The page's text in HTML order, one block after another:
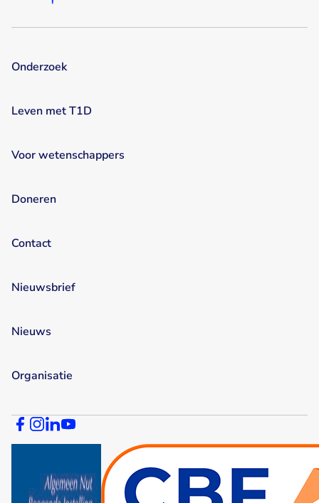
Onderzoek
Leven met T1D
Voor wetenschappers
Doneren
Contact
Nieuwsbrief
Nieuws
Organisatie